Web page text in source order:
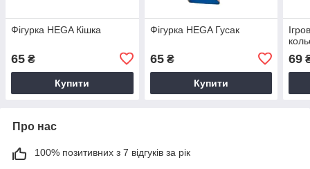
Фігурка HEGA Кішка
65 ₴
Купити
Фігурка HEGA Гусак
65₴
Купити
69
Про нас
100% позитивних з 7 відгуків за рік